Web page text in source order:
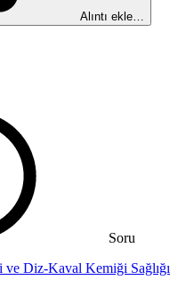
Alıntı ekle…
Soru
Diz-Kaval Kemiği Sağlığı